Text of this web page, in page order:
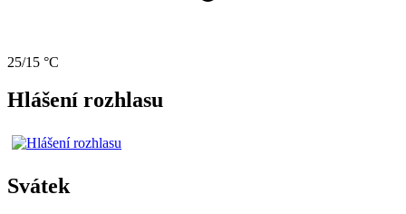
25/15 °C
Hlášení rozhlasu
Svátek